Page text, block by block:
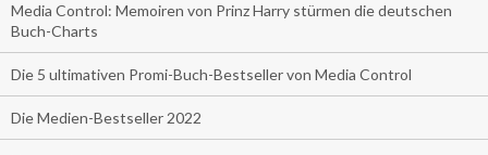
Media Control: Memoiren von Prinz Harry stürmen die deutschen
Buch-Charts
Die 5 ultimativen Promi-Buch-Bestseller von Media Control
Die Medien-Bestseller 2022